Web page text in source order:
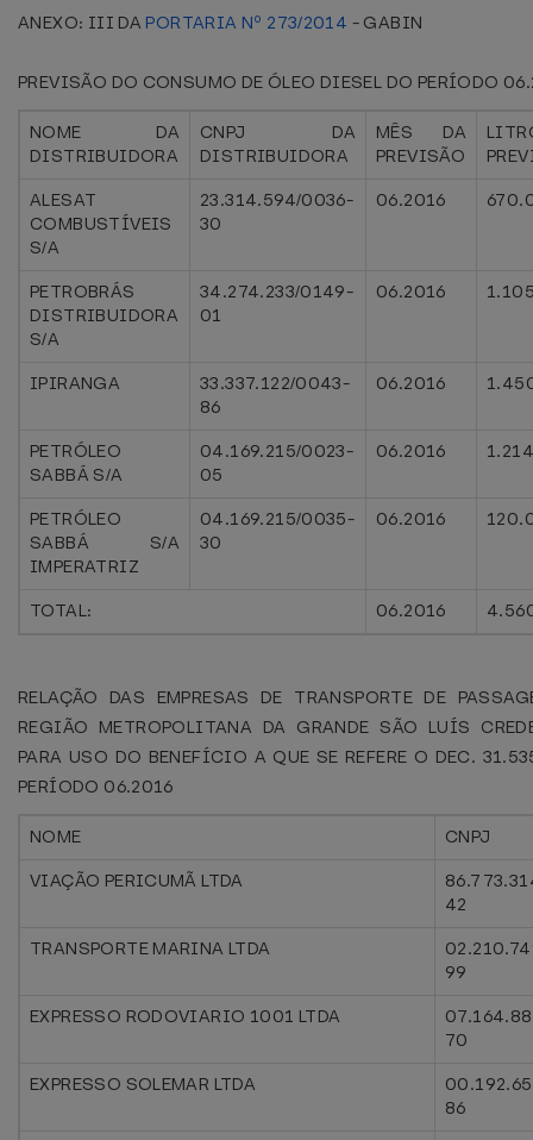
ANEXO: III DA PORTARIA Nº 273/2014 - GABIN
PREVISÃO DO CONSUMO DE ÓLEO DIESEL DO PERÍODO
NOME DA
DISTRIBUIDORA
CNPJ DA
DISTRIBUIDORA
MÊS DA
PREVISÃO
ALESAT
COMBUSTÍVEIS
S/A
23.314.594/0036-
30
06.2016
PETROBRÁS
DISTRIBUIDORA
S/A
34.274.233/0149-
01
06.2016
IPIRANGA
33.337.122/0043-
86
06.2016
PETRÓLEO
SABBÁ S/A
04.169.215/0023-
05
06.2016
PETRÓLEO
SABBÁ S/A
IMPERATRIZ
04.169.215/0035-
30
06.2016
TOTAL: 06.2016
RELAÇÃO DAS EMPRESAS DE TRANSPORTE DE
REGIÃO METROPOLITANA DA GRANDE SÃO LUÍS
PARA USO DO BENEFÍCIO A QUE SE REFERE O DEC.
PERÍODO 06.2016
NOME
CNPJ
VIAÇÃO PERICUMÃ LTDA
42
TRANSPORTE MARINA LTDA
99
EXPRESSO RODOVIARIO 1001 LTDA
70
EXPRESSO SOLEMAR LTDA
86